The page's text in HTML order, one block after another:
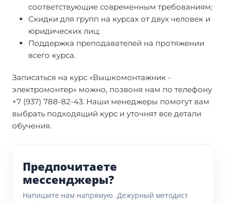
соответствующие современным требованиям;
Скидки для групп на курсах от двух человек и
юридических лиц;
Поддержка преподавателей на протяжении
всего курса.
Записаться на курс «Вышкомонтажник -
электромонтер» можно, позвоня нам по телефону
+7 (937) 788-82-43. Наши менеджеры помогут вам
выбрать подходящий курс и уточнят все детали
обучения.
Предпочитаете
мессенджеры?
Напишите нам напрямую. Дежурный методист